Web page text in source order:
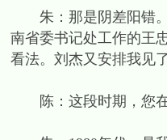
朱：那是阴差阳错。
南省委书记处工作的王
看法。刘杰又安排我见
陈：这段时期，您在